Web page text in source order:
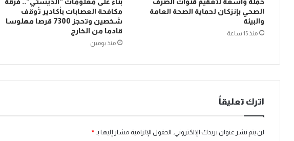
الصحي بإنزكان لحماية الصحة العامة
والبيئة
منذ 15 ساعة
مكافحة العصابات بأكادير تُوقف
شخصين وتحجز 7300 قرصا مهلوسا
قادما من الخارج
منذ يومين
اترك تعليقاً
لن يتم نشر عنوان بريدك الإلكتروني. الحقول الإلزامية مشار إليها بـ *